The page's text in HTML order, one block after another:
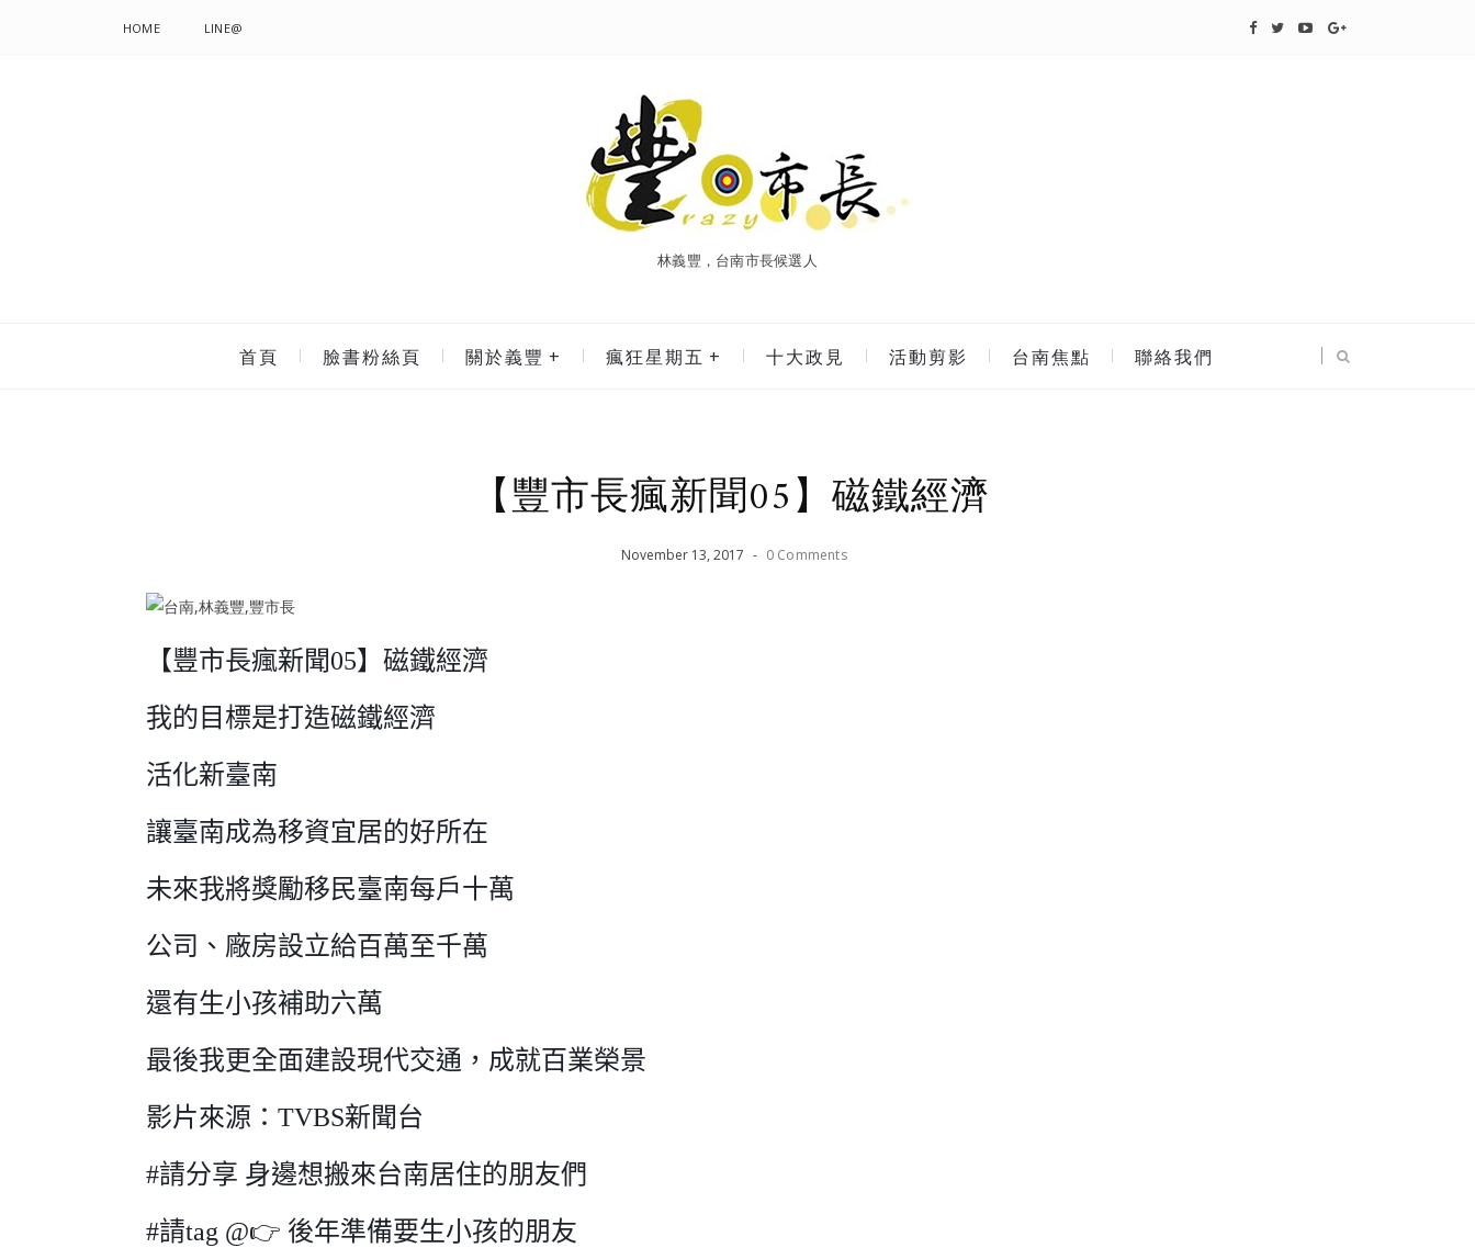
HOME LINE@
林義豐，台南市長候選人
首頁 臉書粉絲頁 關於義豐 瘋狂星期五 十大政見 活動剪影 台南焦點 聯絡我們
【豐市長瘋新聞05】磁鐵經濟
November 13, 2017 - 0 Comments
【豐市長瘋新聞05】磁鐵經濟
我的目標是打造磁鐵經濟
活化新臺南
讓臺南成為移資宜居的好所在
未來我將獎勵移民臺南每戶十萬
公司、廠房設立給百萬至千萬
還有生小孩補助六萬
最後我更全面建設現代交通，成就百業榮景
影片來源：TVBS新聞台
#請分享 身邊想搬來台南居住的朋友們
#請tag @👉 後年準備要生小孩的朋友